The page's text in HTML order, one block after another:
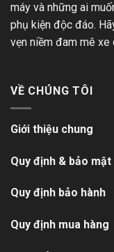
máy và những ai
phụ kiện độc đáo.
vẹn niềm đam mê xe
VỀ CHÚNG TÔI
Giới thiệu chung
Quy định & bảo mật
Quy định bảo hành
Quy định mua hàng